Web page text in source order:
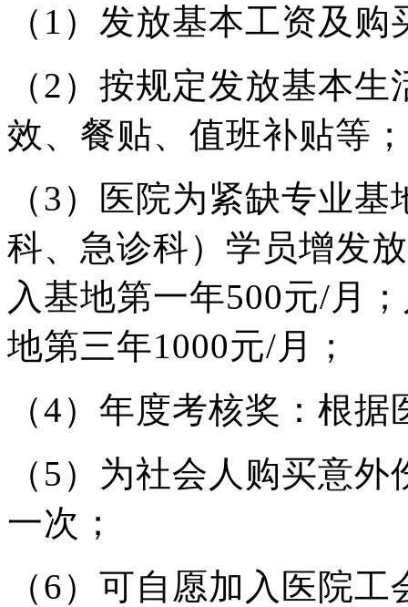
（1）发放基本工资及
（2）按规定发放基本
效、餐贴、值班补贴等；
（3）医院为紧缺专业
科、急诊科）学员增发
入基地第一年500元/月
地第三年1000元/月；
（4）年度考核奖：根
（5）为社会人购买意
一次；
（6）可自愿加入医院